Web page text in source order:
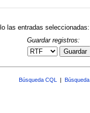
las entradas seleccionadas:
Guardar registros:
Guardar
Búsqueda CQL